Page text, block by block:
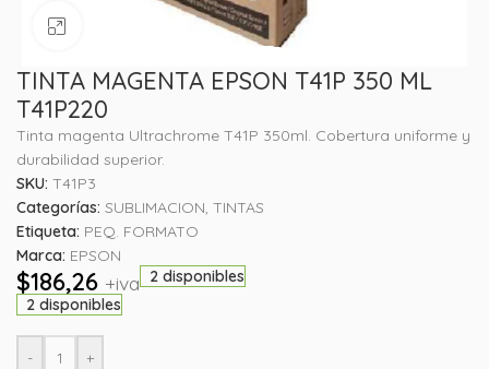
Haga clic para ampliar
TINTA MAGENTA EPSON T41P 350 ML
T41P220
Tinta magenta Ultrachrome T41P 350ml. Cobertura uniforme y
durabilidad superior.
SKU: T41P3
Categorías: SUBLIMACION, TINTAS
Etiqueta: PEQ. FORMATO
Marca: EPSON
$186,26 +iva
2 disponibles
2 disponibles
- +